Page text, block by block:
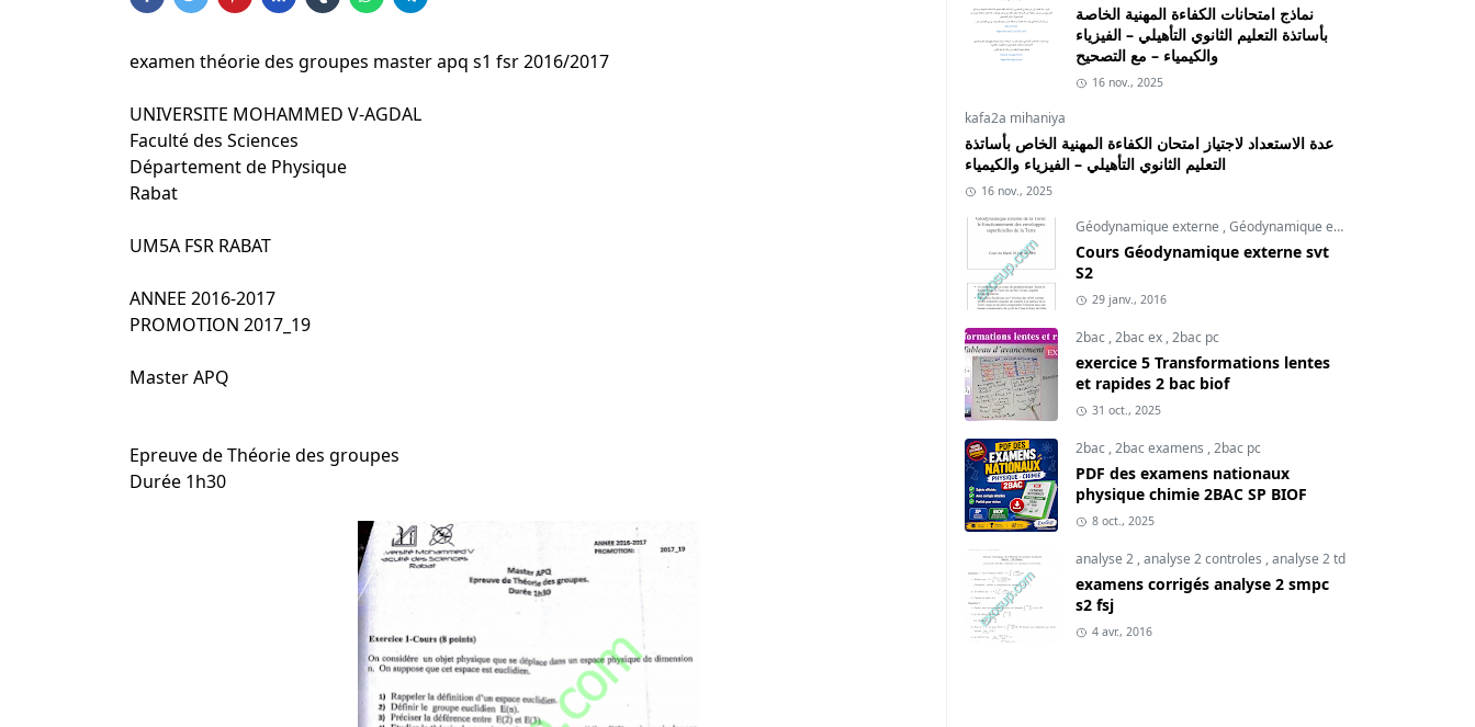
examen théorie des groupes master apq s1 fsr 2016/2017
UNIVERSITE MOHAMMED V-AGDAL
Faculté des Sciences
Département de Physique
Rabat
UM5A FSR RABAT
ANNEE 2016-2017
PROMOTION 2017_19
Master APQ
Epreuve de Théorie des groupes
Durée 1h30
نماذج امتحانات الكفاءة المهنية الخاصة
بأساتذة التعليم الثانوي التأهيلي – الفيزياء
والكيمياء – مع التصحيح
16 nov., 2025
kafa2a mihaniya
عدة الاستعداد لاجتياز امتحان الكفاءة المهنية الخاص بأساتذة
التعليم الثانوي التأهيلي – الفيزياء والكيمياء
16 nov., 2025
Géodynamique externe ,Géodynamique externe cours
Cours Géodynamique externe svt
S2
29 janv., 2016
2bac,2bac ex,2bac pc
exercice 5 Transformations lentes
et rapides 2 bac biof
31 oct., 2025
2bac,2bac examens ,2bac pc
PDF des examens nationaux
physique chimie 2BAC SP BIOF
8 oct., 2025
analyse 2,analyse 2 controles ,analyse 2 td
examens corrigés analyse 2 smpc
s2 fsj
4 avr., 2016